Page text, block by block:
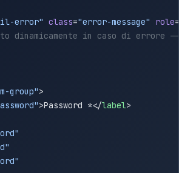
error" class="error-message" role=
group"
>Password *</label